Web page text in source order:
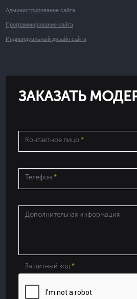
Администрирование сайта
Программирование сайта
Индивидуальный дизайн сайта
ЗАКАЗАТЬ
Контактное лицо *
Телефон *
Дополнительная информация
Защитный код *